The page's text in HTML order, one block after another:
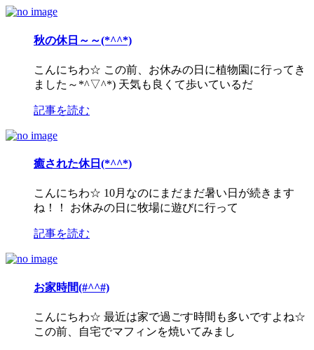
秋の休日～～(*^^*)
こんにちわ☆ この前、お休みの日に植物園に行ってき
ました～*^▽^*) 天気も良くて歩いているだ
記事を読む
癒された休日(*^^*)
こんにちわ☆ 10月なのにまだまだ暑い日が続きます
ね！！ お休みの日に牧場に遊びに行って
記事を読む
お家時間(#^^#)
こんにちわ☆ 最近は家で過ごす時間も多いですよね☆
この前、自宅でマフィンを焼いてみまし